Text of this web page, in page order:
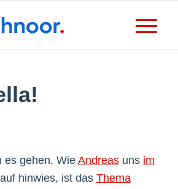
es gehen. Wie Andreasuns im
hinwies, ist das Thema